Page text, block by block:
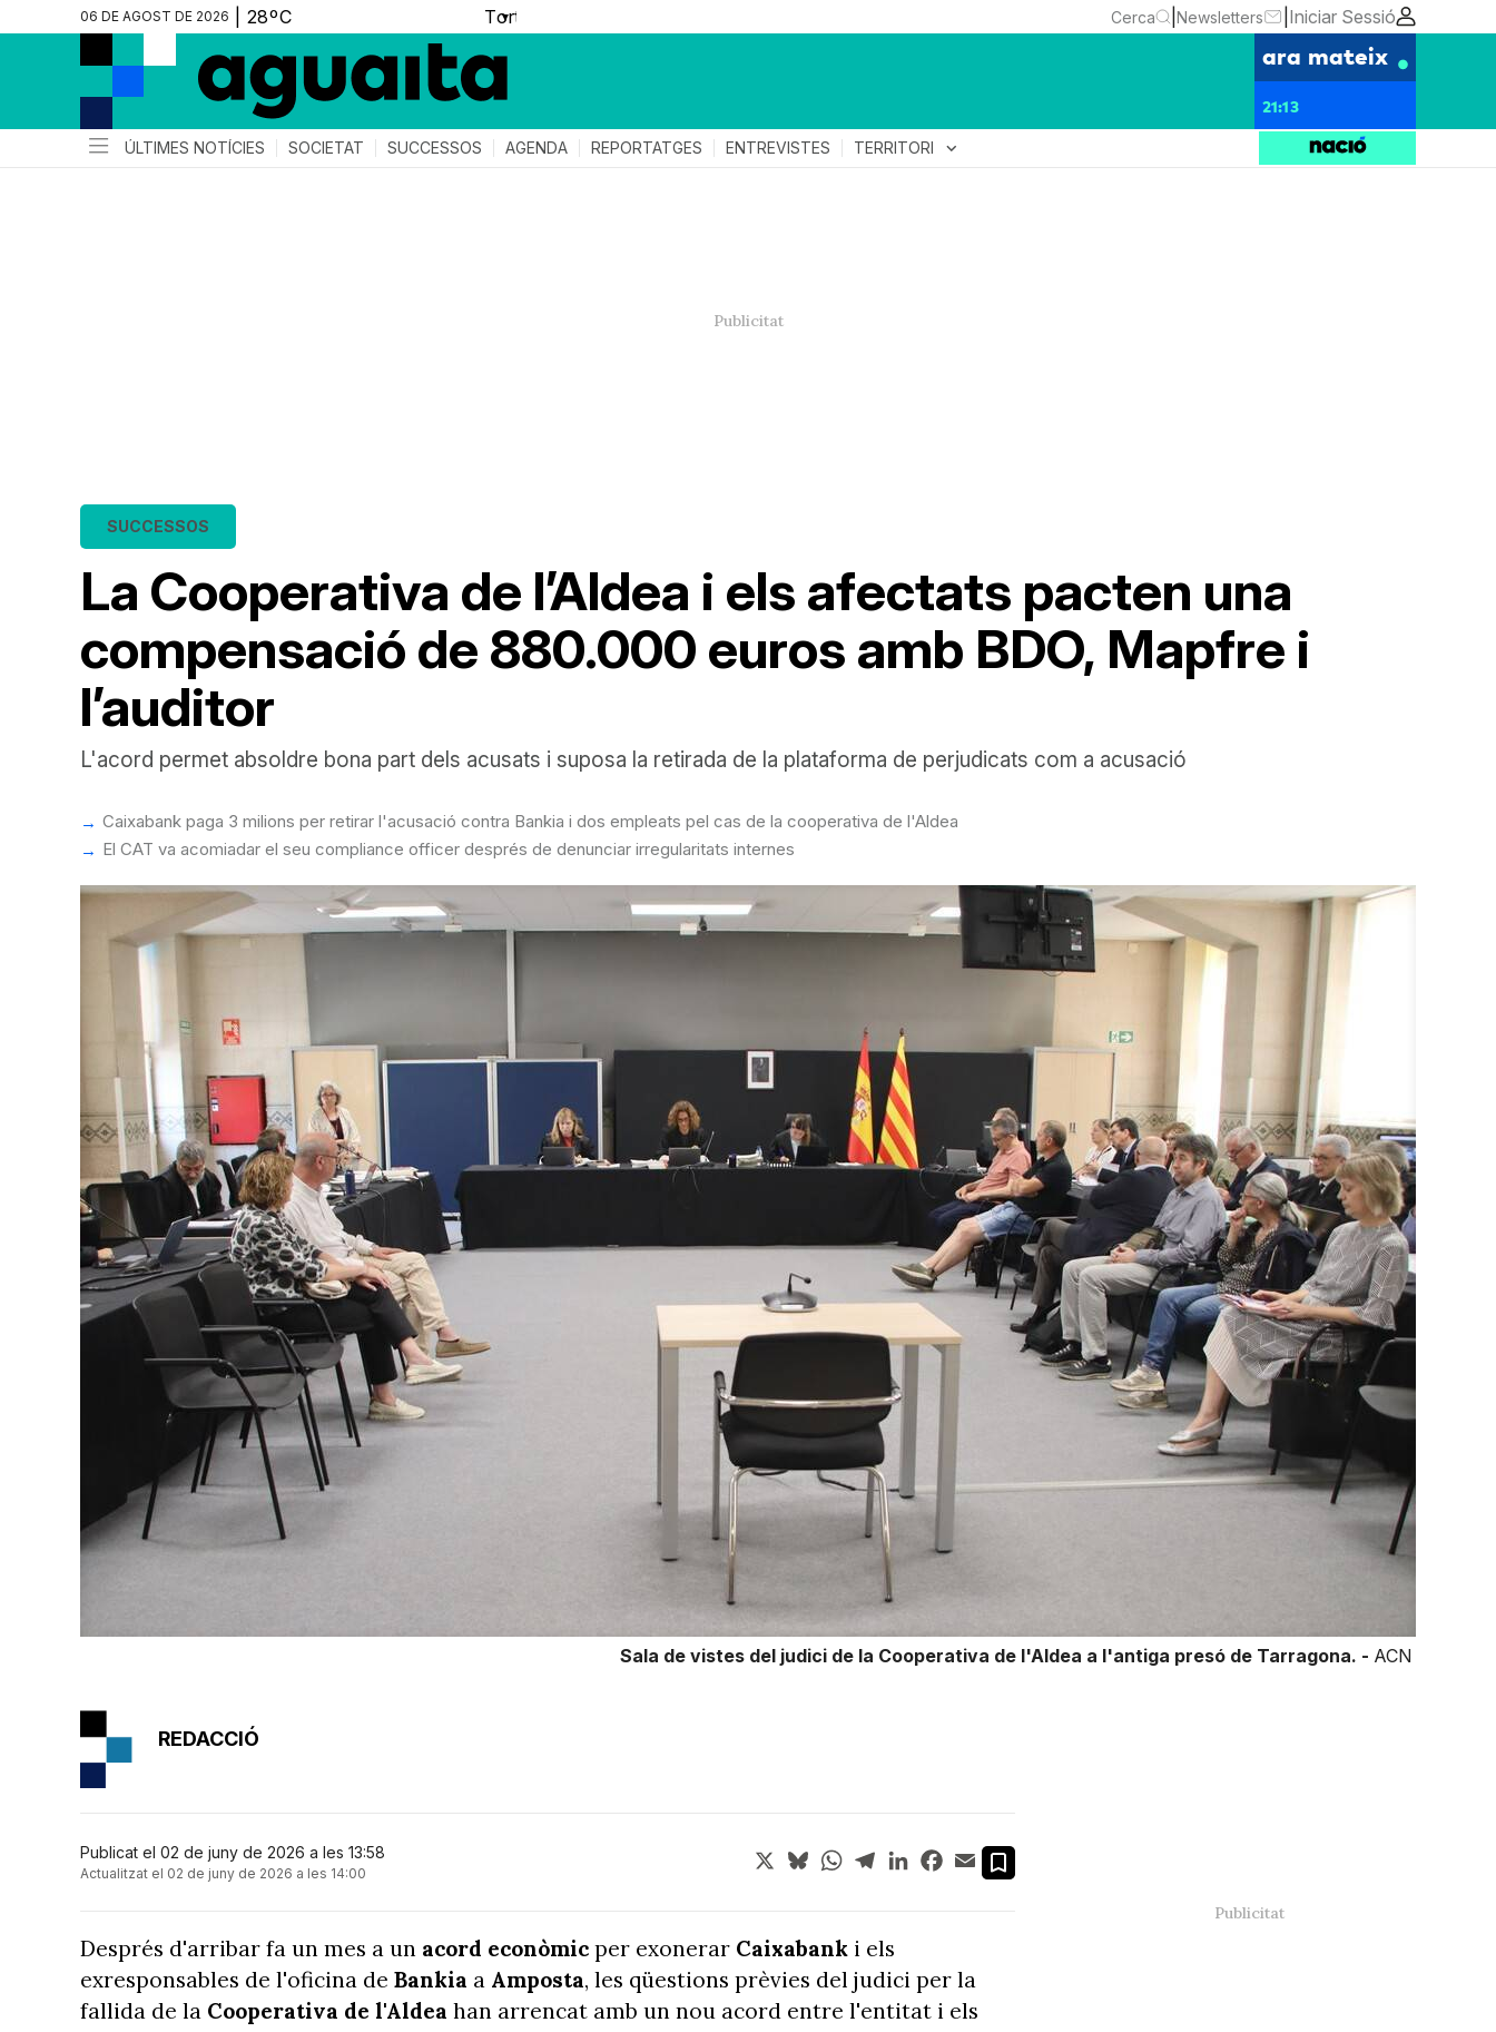
06 DE AGOST DE 2026 ▼ Cerca Newsletters Iniciar Sessió
ara mateix
21:13
ÚLTIMES NOTÍCIES SOCIETAT SUCCESSOS AGENDA REPORTATGES ENTREVISTES TERRITORI expand_more
La Cooperativa de l’Aldea i els afectats pacten una
compensació de 880.000 euros amb BDO, Mapfre i
l’auditor
SUCCESSOS
L'acord permet absoldre bona part dels acusats i suposa la retirada de la plataforma de perjudicats com a acusació
Caixabank paga 3 milions per retirar l'acusació contra Bankia i dos empleats pel cas de la cooperativa de l'Aldea
El CAT va acomiadar el seu compliance officer després de denunciar irregularitats internes
Sala de vistes del judici de la Cooperativa de l'Aldea a l'antiga presó de Tarragona. - ACN
REDACCIÓ
Publicat el 02 de juny de 2026 a les 13:58
Actualitzat el 02 de juny de 2026 a les 14:00
X BlueskyWhatsApp
TelegramLinkedInFacebook
Email
Després d'arribar fa un mes a un acord econòmic per exonerar Caixabank i els
exresponsables de l'oficina de Bankia a Amposta, les qüestions prèvies del judici per la
fallida de la Cooperativa de l'Aldea han arrencat amb un nou acord entre l'entitat i els